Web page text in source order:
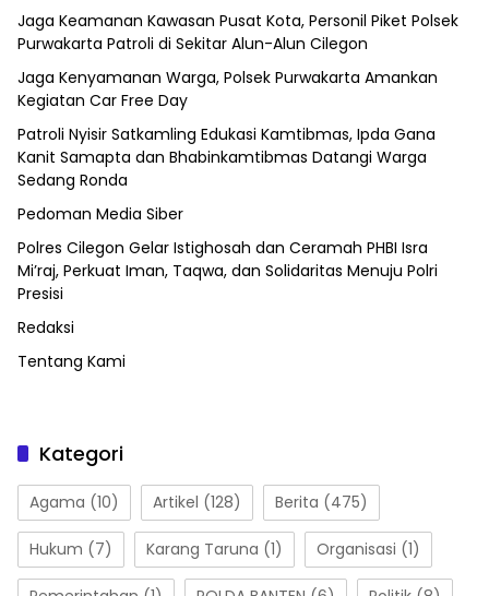
Jaga Keamanan Kawasan Pusat Kota, Personil Piket Polsek
Purwakarta Patroli di Sekitar Alun-Alun Cilegon
Jaga Kenyamanan Warga, Polsek Purwakarta Amankan
Kegiatan Car Free Day
Patroli Nyisir Satkamling Edukasi Kamtibmas, Ipda Gana
Kanit Samapta dan Bhabinkamtibmas Datangi Warga
Sedang Ronda
Pedoman Media Siber
Polres Cilegon Gelar Istighosah dan Ceramah PHBI Isra
Mi’raj, Perkuat Iman, Taqwa, dan Solidaritas Menuju Polri
Presisi
Redaksi
Tentang Kami
Kategori
Agama (10) Artikel (128) Berita (475)
Hukum (7) Karang Taruna (1) Organisasi (1)